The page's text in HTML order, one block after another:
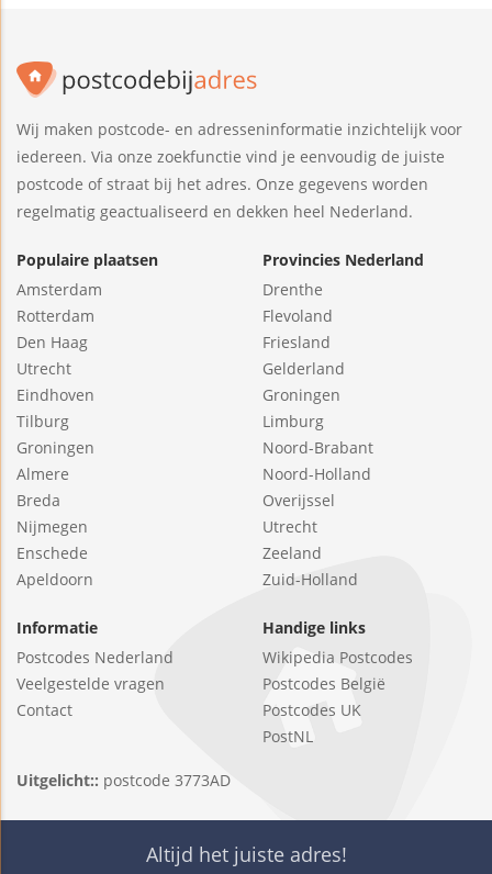
Wij maken postcode- en adresseninformatie inzichtelijk voor
iedereen. Via onze zoekfunctie vind je eenvoudig de juiste
postcode of straat bij het adres. Onze gegevens worden
regelmatig geactualiseerd en dekken heel Nederland.
Populaire plaatsen
Amsterdam
Rotterdam
Den Haag
Utrecht
Eindhoven
Tilburg
Groningen
Almere
Breda
Nijmegen
Enschede
Apeldoorn
Provincies Nederland
Drenthe
Flevoland
Friesland
Gelderland
Groningen
Limburg
Noord-Brabant
Noord-Holland
Overijssel
Utrecht
Zeeland
Zuid-Holland
Informatie
Postcodes Nederland
Veelgestelde vragen
Contact
Handige links
Wikipedia Postcodes
Postcodes België
Postcodes UK
PostNL
Uitgelicht:: postcode 3773AD
Altijd het juiste adres!